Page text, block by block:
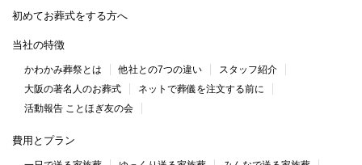
初めてお葬式をする方へ
当社の特徴
かわかみ葬祭とは 他社との7つの違い
スタッフ紹介
大阪の著名人のお葬式
ネットで葬儀を注文する前に
活動報告 ことほぎ友の会
費用とプラン